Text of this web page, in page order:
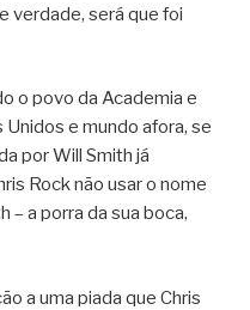
verdade, será que foi
o povo da Academia e
e mundo afora, se
por Will Smith já
Rock não usar o nome
– a porra da sua boca,
a uma piada que Chris